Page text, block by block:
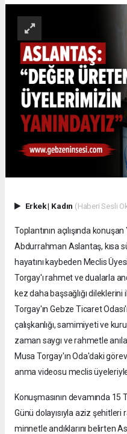
Erkek| Kadın (Haberi Sesli
Toplantının açılışında
Abdurrahman Aslantaş, kısa
hayatını kaybeden Meclis
Torgay'ı rahmet ve dualarla
kez daha başsağlığı
Torgay'ın Gebze Ticaret
çalışkanlığı, samimiyeti ve
zaman saygı ve rahmetle
Musa Torgay'ın Oda'daki
anma videosu meclis üyeleriyle
Konuşmasının devamında
Günü dolayısıyla aziz
minnetle andıklarını belirten